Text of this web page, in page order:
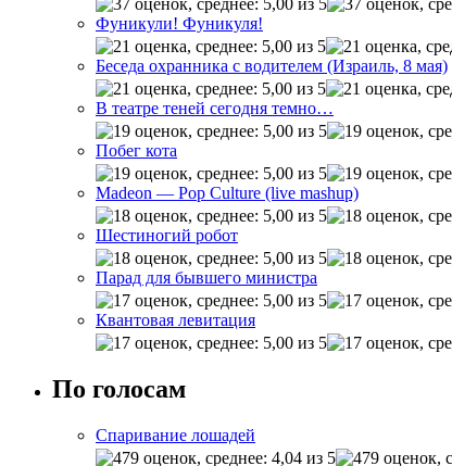
Фуникули! Фуникуля!
Беседа охранника с водителем (Израиль, 8 мая)
В театре теней сегодня темно…
Побег кота
Madeon — Pop Culture (live mashup)
Шестиногий робот
Парад для бывшего министра
Квантовая левитация
По голосам
Спаривание лошадей